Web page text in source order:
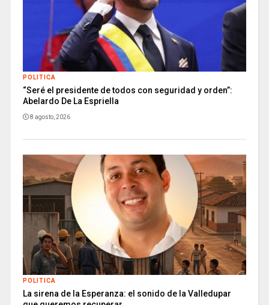
POLITICA
“Seré el presidente de todos con seguridad y orden”:
Abelardo De La Espriella
8 agosto, 2026
POLITICA
La sirena de la Esperanza: el sonido de la Valledupar